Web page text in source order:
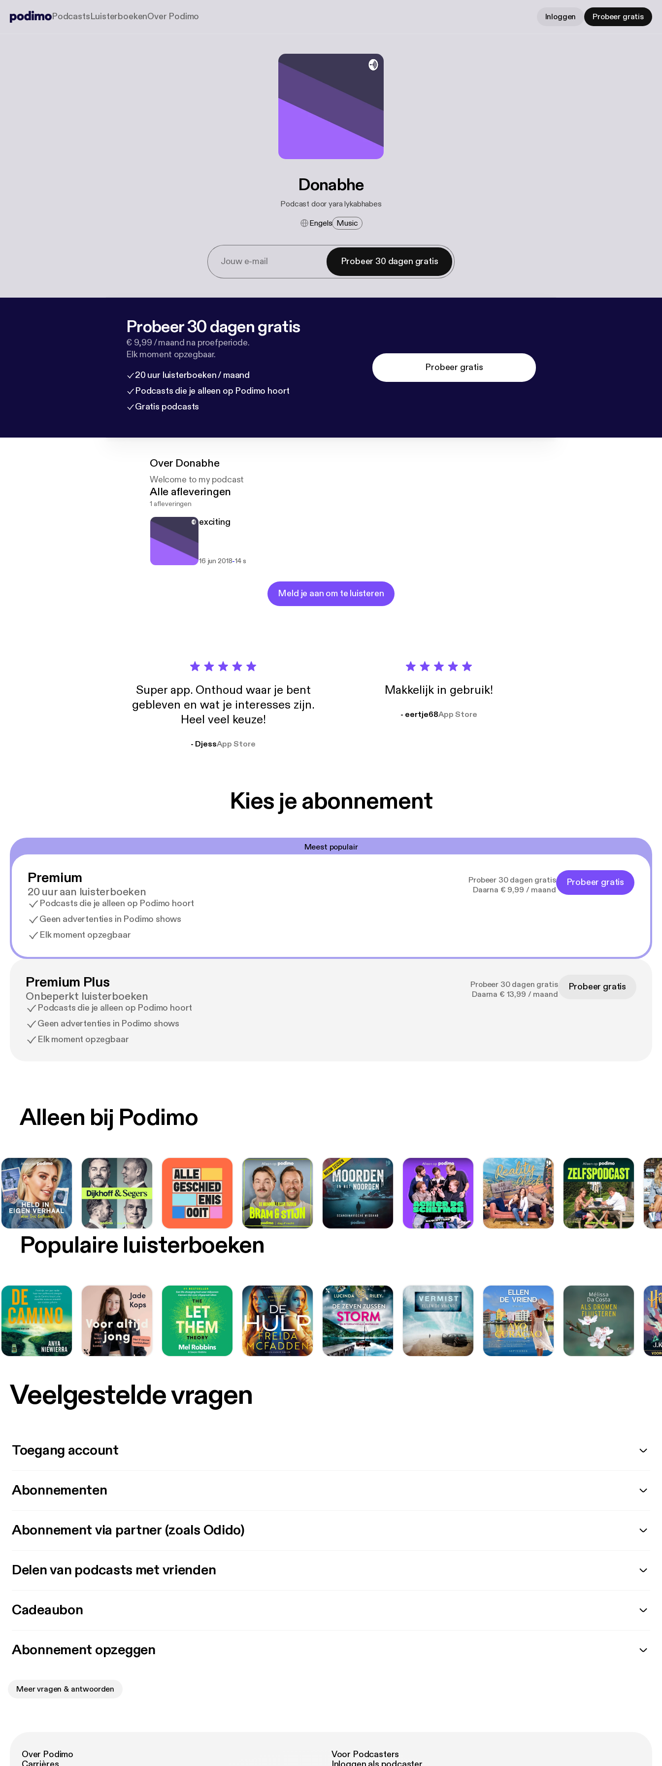
PodcastsLuisterboekenOver Podimo Inloggen Probeer gratis
Donabhe
Podcast door yara lykabhabes
Engels Music
Probeer 30 dagen gratis
Probeer 30 dagen gratis
€ 9,99 / maand na proefperiode.
Elk moment opzegbaar.
20 uur luisterboeken / maand
Podcasts die je alleen op Podimo hoort
Gratis podcasts
Probeer gratis
Over Donabhe
Welcome to my podcast
Alle afleveringen
1 afleveringen
exciting
16 jun 2018-14 s
Meld je aan om te luisteren
Super app. Onthoud waar je bent
gebleven en wat je interesses zijn.
Heel veel keuze!
- DjessApp Store
Makkelijk in gebruik!
- eertje68App Store
Kies je abonnement
Meest populair
Premium
20 uur aan luisterboeken
Podcasts die je alleen op Podimo hoort
Geen advertenties in Podimo shows
Elk moment opzegbaar
Probeer 30 dagen gratis
Daarna € 9,99 / maand
Probeer gratis
Premium Plus
Onbeperkt luisterboeken
Podcasts die je alleen op Podimo hoort
Geen advertenties in Podimo shows
Elk moment opzegbaar
Probeer 30 dagen gratis
Daarna € 13,99 / maand
Probeer gratis
Alleen bij Podimo
Populaire luisterboeken
Veelgestelde vragen
Toegang account
Abonnementen
Abonnement via partner (zoals Odido)
Delen van podcasts met vrienden
Cadeaubon
Abonnement opzeggen
Meer vragen & antwoorden
Over Podimo
Voor Podcasters